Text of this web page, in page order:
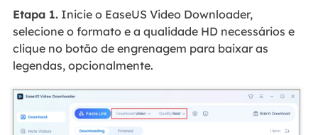
Etapa 1.Inicie o EaseUS Video Downloader,
selecione o formato e a qualidade HD necessários e
clique no botão de engrenagem para baixar as
legendas, opcionalmente.